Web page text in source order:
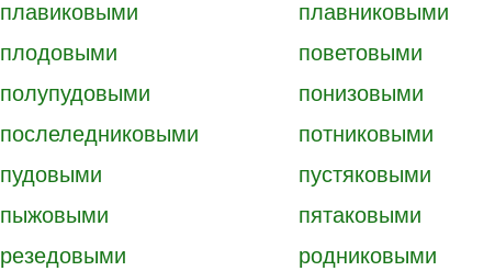
плавиковыми плавниковыми
плодовыми поветовыми
полупудовыми понизовыми
послеледниковыми потниковыми
пудовыми пустяковыми
пыжовыми пятаковыми
резедовыми родниковыми